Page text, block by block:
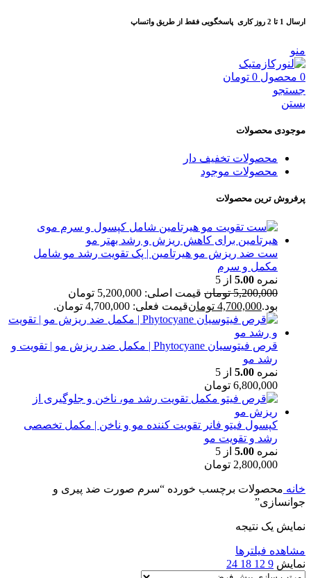
ارسال 1 تا 2 روز کاری پاسخگویی فقط از طریق واتساپ
منو
0 محصول 0 تومان
جستجو
بستن
موجودی محصولات
محصولات تخفیف دار
محصولات موجود
پرفروش ترین محصولات
ست ضد ریزش مو هیرتامین | پک تقویت رشد مو شامل
مکمل و سرم
نمره 5.00 از 5
5,200,000 تومان
قیمت اصلی: 5,200,000 تومان
بود.4,700,000 تومانقیمت فعلی: 4,700,000 تومان.
قرص فیتوسیان Phytocyane | مکمل ضد ریزش مو | تقویت و
رشد مو
نمره 5.00 از 5
6,800,000 تومان
کپسول فیتو فانر تقویت کننده مو و ناخن | مکمل تخصصی
رشد و تقویت مو
نمره 5.00 از 5
2,800,000 تومان
خانه محصولات برچسب خورده “سرم صورت ضد پیری و
جوانسازی”
نمایش یک نتیجه
مشاهده فیلترها
نمایش 9
12
18
24